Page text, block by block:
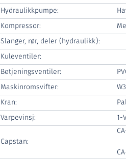
Hydraulikkpumpe:
Kompressor:
Slanger, rør, deler (hydraulikk):
Kuleventiler:
Betjeningsventiler:
Maskinromsvifter:
Kran:
Varpevinsj:
1-
Capstan: